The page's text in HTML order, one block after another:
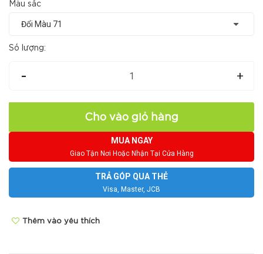
Màu sắc
Số lượng:
- +
Cho vào giỏ hàng
MUA NGAY
Giao Tận Nơi Hoặc Nhận Tại Cửa Hàng
TRẢ GÓP QUA THẺ
Visa, Master, JCB
Thêm vào yêu thích